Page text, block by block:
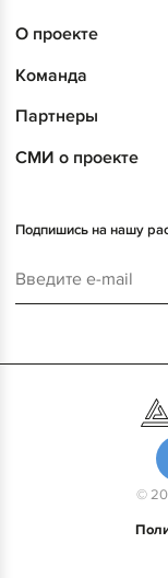
О проекте
Команда
Партнеры
СМИ о проекте
Подпишись на нашу
©